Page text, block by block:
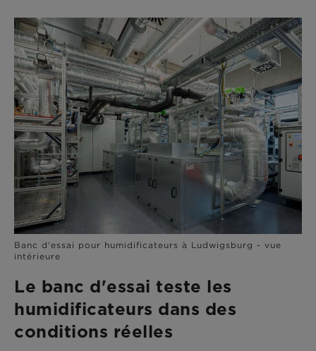
Banc d'essai pour humidificateurs à Ludwigsburg - vue
intérieure
Le banc d'essai teste les
humidificateurs dans des
conditions réelles